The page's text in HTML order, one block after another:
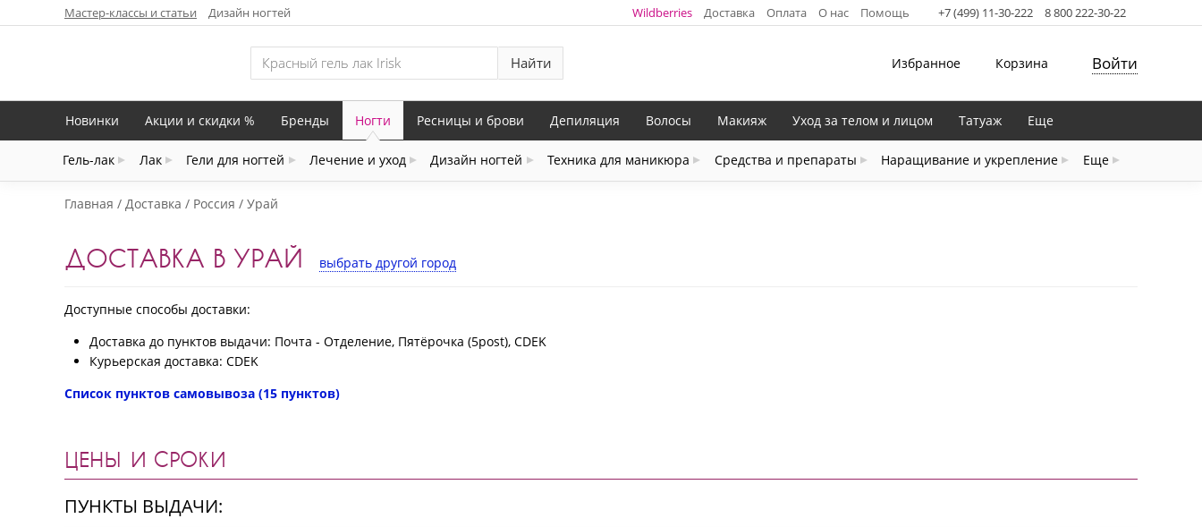
Мастер-классы и статьи Дизайн ногтей Wildberries Доставка Оплата О нас Помощь +7 (499) 11-30-222 8 800 222-30-22
Найти Избранное Корзина Войти
Новинки Акции и скидки % Бренды Ногти
Гель-лак Лак Гели для ногтей Лечение и уход Дизайн ногтей Техника для маникюра Средства и препараты Наращивание и укрепление Еще
Ресницы и брови Депиляция Волосы Макияж Уход за телом и лицом Татуаж Еще
Главная Доставка Россия Урай
ДОСТАВКА В УРАЙ выбрать другой город
Доступные способы доставки:
Доставка до пунктов выдачи: Почта - Отделение, Пятёрочка (5post), CDEK
Курьерская доставка: CDEK
Список пунктов самовывоза (15 пунктов)
ЦЕНЫ И СРОКИ
ПУНКТЫ ВЫДАЧИ: